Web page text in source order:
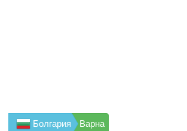
Болгария Варна